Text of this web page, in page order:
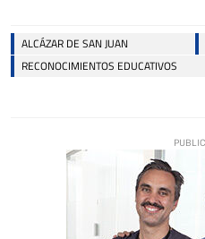
ALCÁZAR DE SAN JUAN
RECONOCIMIENTOS EDUCATIVOS